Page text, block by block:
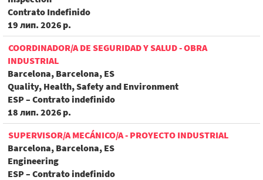
Contrato Indefinido
19 лип. 2026 р.
COORDINADOR/A DE SEGURIDAD Y SALUD - OBRA
INDUSTRIAL
Barcelona, Barcelona, ES
Quality, Health, Safety and Environment
ESP – Contrato indefinido
18 лип. 2026 р.
SUPERVISOR/A MECÁNICO/A - PROYECTO INDUSTRIAL
Barcelona, Barcelona, ES
Engineering
ESP – Contrato indefinido